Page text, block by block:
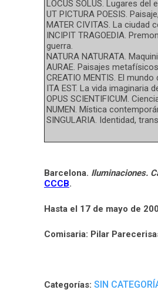
LOCUS SOLUS. Lugares del
UT PICTURA POESIS.
MATER CIVITAS. La ciudad
INCIPIT TRAGOEDIA.
guerra.
NATURA NATURATA.
AURAE. Paisajes
CREATIO MENTIS. El mundo
ITA EST. La vida imaginaria
OPUS SCIENTIFICUM.
NUMEN. Mística
SINGULARIA. Identidad,
Barcelona. Iluminaciones.
CCCB.
Hasta el 17 de mayo de
Comisaria: Pilar
Categorías: SIN